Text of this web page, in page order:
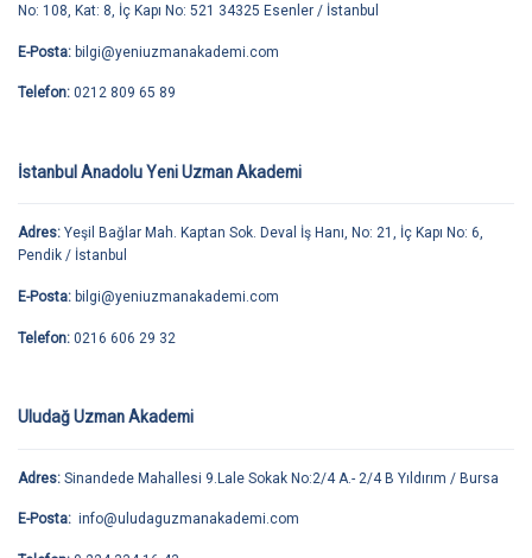
No: 108, Kat: 8, İç Kapı No: 521 34325 Esenler / İstanbul
E-Posta: bilgi@yeniuzmanakademi.com
Telefon: 0212 809 65 89
İstanbul Anadolu Yeni Uzman Akademi
Adres: Yeşil Bağlar Mah. Kaptan Sok. Deval İş Hanı, No: 21, İç Kapı No: 6,
Pendik / İstanbul
E-Posta: bilgi@yeniuzmanakademi.com
Telefon: 0216 606 29 32
Uludağ Uzman Akademi
Adres: Sinandede Mahallesi 9.Lale Sokak No:2/4 A.- 2/4 B Yıldırım / Bursa
E-Posta: info@uludaguzmanakademi.com